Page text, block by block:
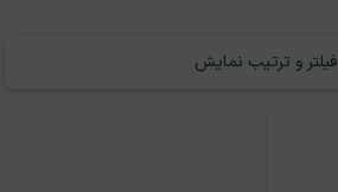
فیلتر و ترتیب نمایش